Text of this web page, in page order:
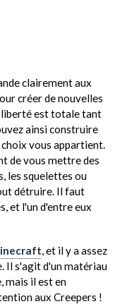
clairement aux
créer de nouvelles
liberté est totale tant
ainsi construire
vous appartient.
de vous mettre des
les squelettes ou
détruire. Il faut
et l'un d'entre eux
, et il y a assez
Il s'agit d'un matériau
mais il est en
aux Creepers !